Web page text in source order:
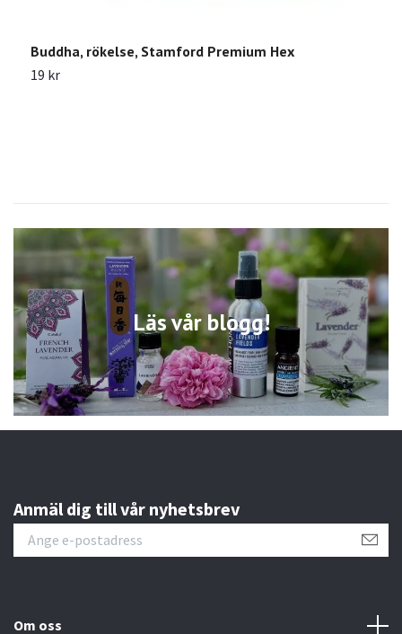
Läs vår blogg!
Buddha, rökelse, Stamford Premium Hex
19 kr
Anmäl dig till vår nyhetsbrev
Om oss